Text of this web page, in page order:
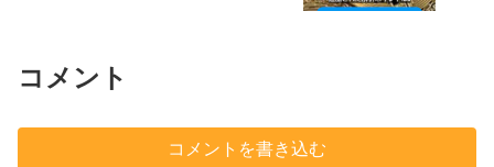
コメント
コメントを書き込む